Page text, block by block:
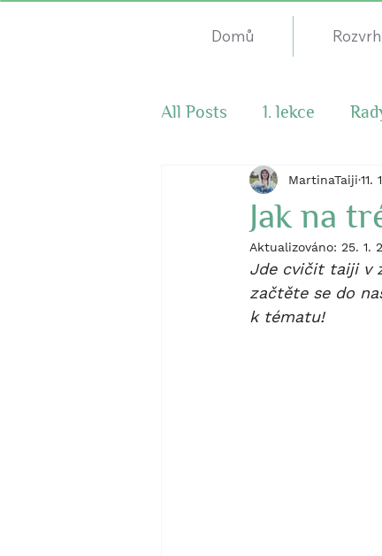
Domů Rozvrh
All Posts 1. lekce
Čínský nový rok
Jak na
MartinaTaiji 11.
Aktualizováno: 25. 1.
Jde cvičit taiji v
začtěte se do
k tématu!